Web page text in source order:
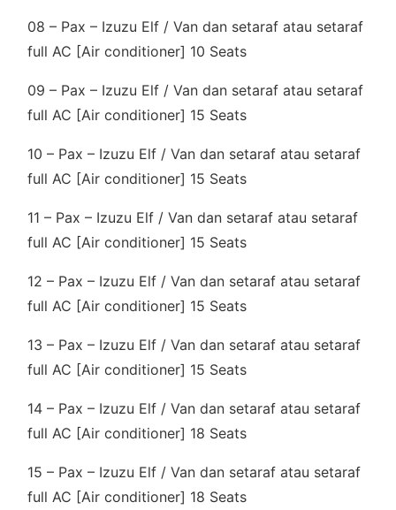
08 – Pax – Izuzu Elf / Van dan setaraf atau setaraf
full AC [Air conditioner] 10 Seats
09 – Pax – Izuzu Elf / Van dan setaraf atau setaraf
full AC [Air conditioner] 15 Seats
10 – Pax – Izuzu Elf / Van dan setaraf atau setaraf
full AC [Air conditioner] 15 Seats
11 – Pax – Izuzu Elf / Van dan setaraf atau setaraf
full AC [Air conditioner] 15 Seats
12 – Pax – Izuzu Elf / Van dan setaraf atau setaraf
full AC [Air conditioner] 15 Seats
13 – Pax – Izuzu Elf / Van dan setaraf atau setaraf
full AC [Air conditioner] 15 Seats
14 – Pax – Izuzu Elf / Van dan setaraf atau setaraf
full AC [Air conditioner] 18 Seats
15 – Pax – Izuzu Elf / Van dan setaraf atau setaraf
full AC [Air conditioner] 18 Seats